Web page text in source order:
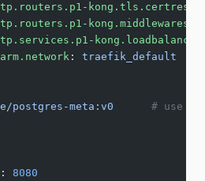
kong.middlewares
: traefik_default
postgres-meta:v0
# use
: 8080